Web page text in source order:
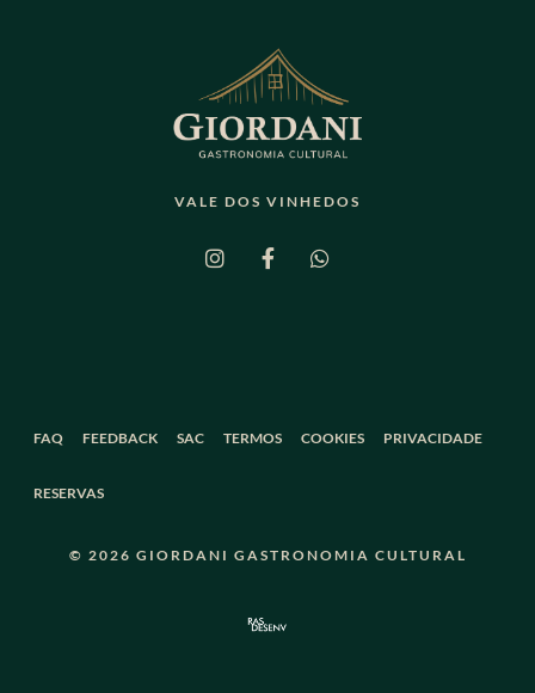
VALE DOS VINHEDOS
FAQ FEEDBACK SAC TERMOS COOKIES PRIVACIDADE
RESERVAS
© 2026 GIORDANI GASTRONOMIA CULTURAL